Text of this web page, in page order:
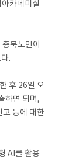
카데미실
북도민이
.
후 26일 오
하면 되며,
고 등에 대한
AI를 활용